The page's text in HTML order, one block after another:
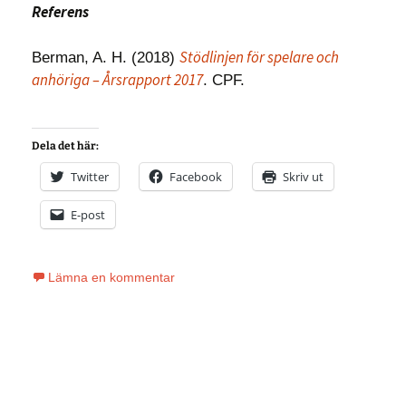
Referens
Berman, A. H. (2018) Stödlinjen för spelare och
anhöriga – Årsrapport 2017. CPF.
Dela det här:
Twitter Facebook Skriv ut
E-post
Lämna en kommentar